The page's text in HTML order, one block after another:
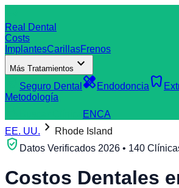
Real Dental
Costs
ImplantesCarillasFrenos
Más Tratamientos expand_more
Seguro Dental healing Endodoncia dentistry
Metodología
ENCA
EE. UU. chevron_right Rhode Island
verified_user Datos Verificados 2026 • 140
Costos Dentales